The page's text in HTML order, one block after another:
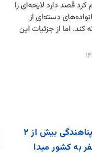
کرد قصد دارد لایحه‌ای را
دسته‌ای از
کند. اما از جزئیات این
آلمان؛ احتمال لغو پناهندگی بیش از ۲
به کشور مبدا